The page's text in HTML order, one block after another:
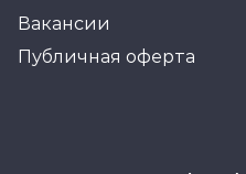
Вакансии
Публичная оферта